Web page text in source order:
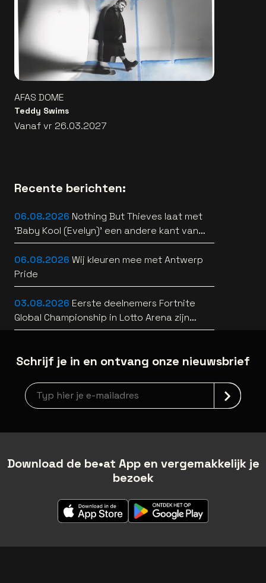
AFAS DOME
Teddy Swims
Vanaf vr 26.03.2027
Recente berichten:
06.08.2026 Nothing But Thieves laat met
'Baby Kool (Evelyn)' een andere kant van
zich horen [video]
06.08.2026 Wij kleuren mee met Antwerp
Pride
03.08.2026 Eerste deelnemers Fortnite
Global Championship in Lotto Arena zijn
bekend
Schrijf je in en ontvang onze nieuwsbrief
Nieuwsbrief aanmelding
Download de be•at App en vergemakkelijk je
bezoek